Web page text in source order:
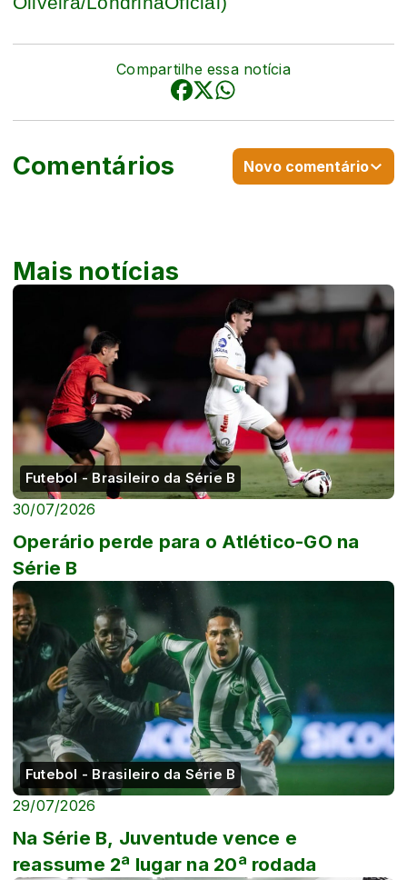
Compartilhe essa notícia
Comentários Novo comentário
Mais notícias
Futebol - Brasileiro da Série B
30/07/2026
Operário perde para o Atlético-GO na
Série B
Futebol - Brasileiro da Série B
29/07/2026
Na Série B, Juventude vence e
reassume 2ª lugar na 20ª rodada